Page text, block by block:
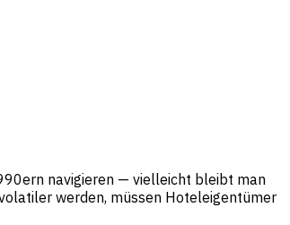
navigieren — vielleicht bleibt man
werden, müssen Hoteleigentümer